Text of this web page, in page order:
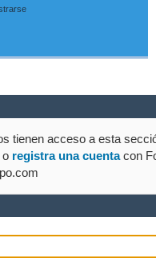
tienen acceso a esta
o registra una cuentacon